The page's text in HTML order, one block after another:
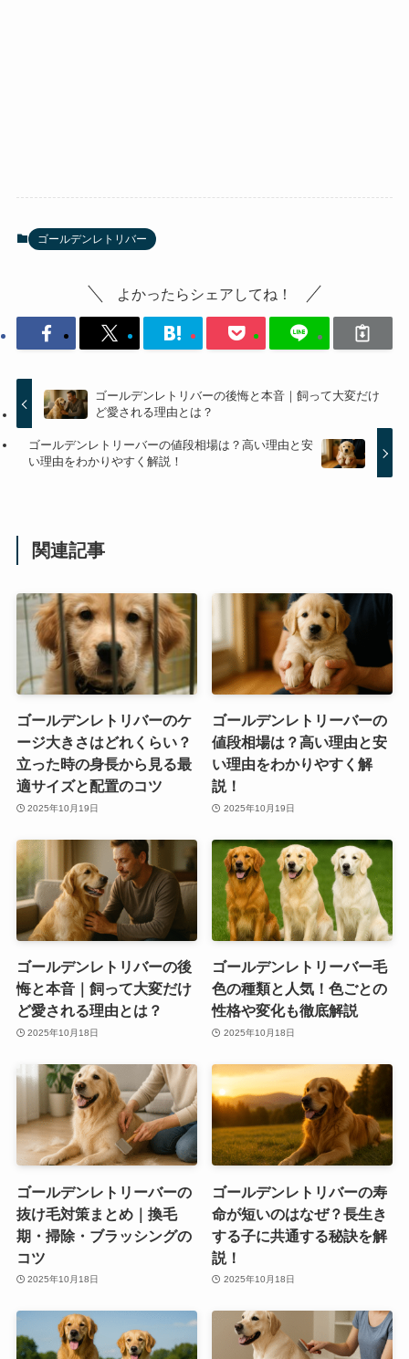
ゴールデンレトリバー
よかったらシェアしてね！
ゴールデンレトリバーの後悔と本音｜飼って大変だけ
ど愛される理由とは？
ゴールデンレトリーバーの値段相場は？高い理由と安
い理由をわかりやすく解説！
関連記事
ゴールデンレトリバーのケ
ージ大きさはどれくらい？
立った時の身長から見る最
適サイズと配置のコツ
2025年10月19日
ゴールデンレトリーバーの
値段相場は？高い理由と安
い理由をわかりやすく解
説！
2025年10月19日
ゴールデンレトリバーの後
悔と本音｜飼って大変だけ
ど愛される理由とは？
2025年10月18日
ゴールデンレトリーバー毛
色の種類と人気！色ごとの
性格や変化も徹底解説
2025年10月18日
ゴールデンレトリーバーの
抜け毛対策まとめ｜換毛
期・掃除・ブラッシングの
コツ
2025年10月18日
ゴールデンレトリバーの寿
命が短いのはなぜ？長生き
する子に共通する秘訣を解
説！
2025年10月18日